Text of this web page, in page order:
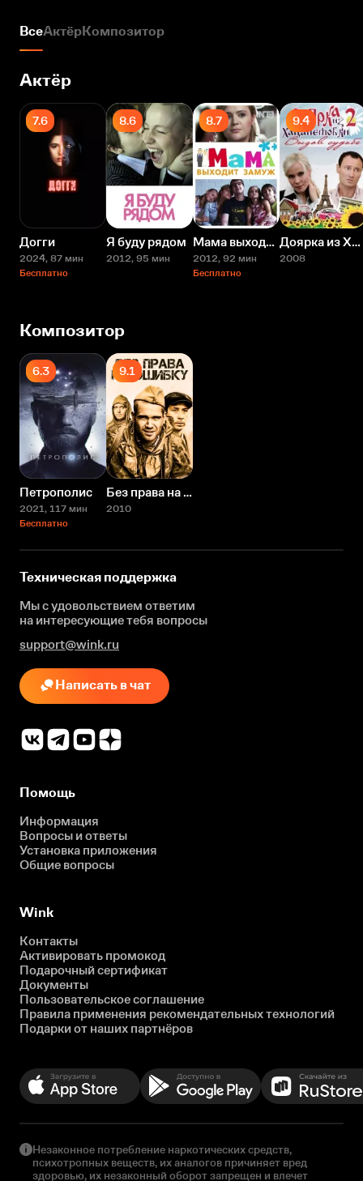
ВсеАктёрКомпозитор
Актёр
7.6
Догги
2024, 87 мин
Бесплатно
8.6
Я буду рядом
2012, 95 мин
8.7
Мама выходит замуж
2012, 92 мин
Бесплатно
9.4
Доярка из Хацапетовки 2: Вызов судьбе
2008
Композитор
6.3
Петрополис
2021, 117 мин
Бесплатно
9.1
Без права на ошибку
2010
Техническая поддержка
Мы с удовольствием ответим
на интересующиетебя вопросы
support@wink.ru
Написать в чат
Помощь
Информация
Вопросы и ответы
Установка приложения
Общие вопросы
Wink
Контакты
Активировать промокод
Подарочный сертификат
Документы
Пользовательское соглашение
Правила применения рекомендательных технологий
Подарки от наших партнёров
Незаконное потребление наркотических средств,
психотропных веществ, их аналогов причиняет вред
здоровью, их незаконный оборот запрещен и влечет